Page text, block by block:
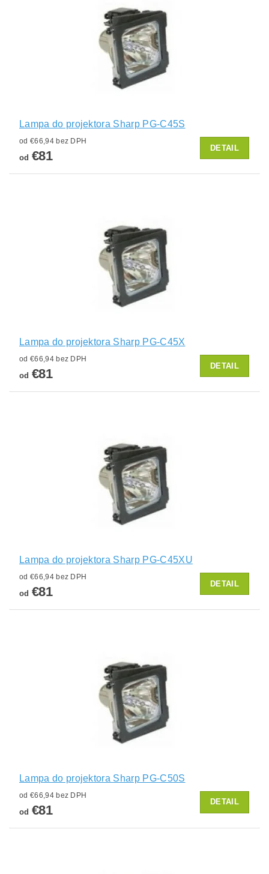
Lampa do projektora Sharp PG-C45S
od €66,94 bez DPH
od €81
DETAIL
Lampa do projektora Sharp PG-C45X
od €66,94 bez DPH
od €81
DETAIL
Lampa do projektora Sharp PG-C45XU
od €66,94 bez DPH
od €81
DETAIL
Lampa do projektora Sharp PG-C50S
od €66,94 bez DPH
od €81
DETAIL